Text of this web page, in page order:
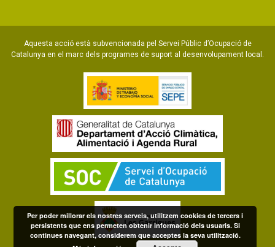
Aquesta acció està subvencionada pel Servei Públic d’Ocupació de
Catalunya en el marc dels programes de suport al desenvolupament local.
Per poder millorar els nostres serveis, utilitzem cookies de tercers i
persistents que ens permeten obtenir informació dels usuaris. Si
continues navegant, considerem que acceptes la seva utilització.